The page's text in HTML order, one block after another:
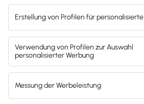
Abo. Kein Newsletter. Mit der
stimmst du den
und denAGBzu.